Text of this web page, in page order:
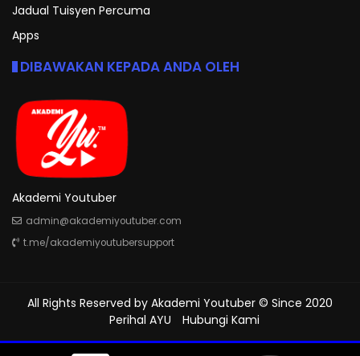
Jadual Tuisyen Percuma
Apps
DIBAWAKAN KEPADA ANDA OLEH
Akademi Youtuber
admin@akademiyoutuber.com
t.me/akademiyoutubersupport
All Rights Reserved by Akademi Youtuber © Since 2020
Perihal AYU
Hubungi Kami